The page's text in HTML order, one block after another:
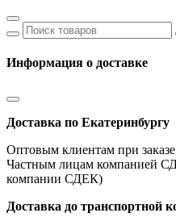
Информация о доставке
Доставка по Екатеринбургу
Оптовым клиентам при
Частным лицам компанией
компании СДЕК)
Доставка до транспортной